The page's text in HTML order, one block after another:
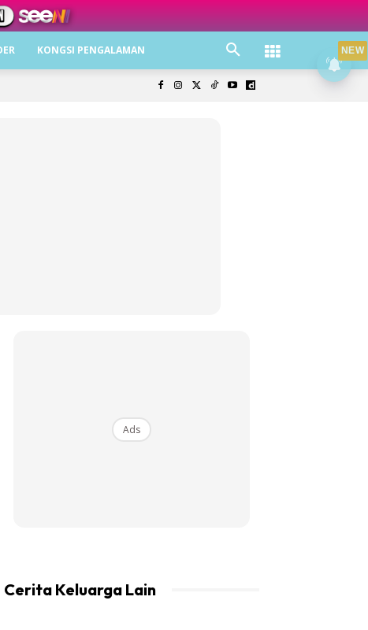
KONGSI PENGALAMAN
Ads
Cerita Keluarga Lain
NEW